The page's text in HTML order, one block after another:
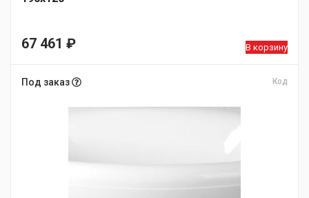
67 461 ₽ В корзину
Под заказ Код